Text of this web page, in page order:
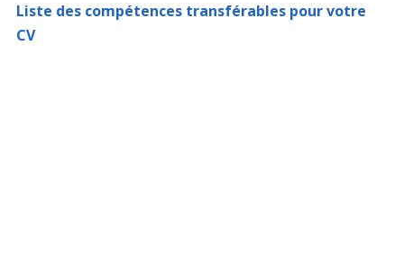
Liste des compétences transférables pour votre
CV